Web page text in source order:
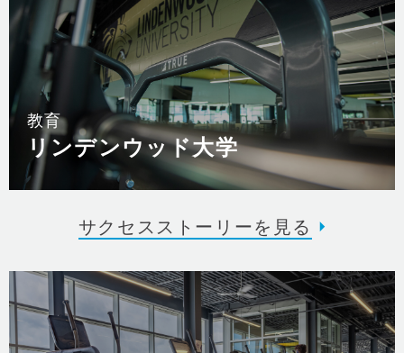
教育
リンデンウッド大学
サクセスストーリーを見る